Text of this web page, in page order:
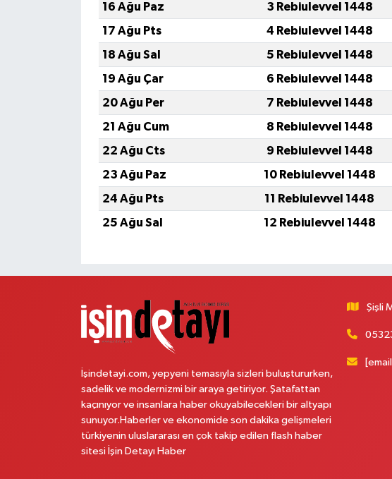
16 Ağu Paz
3 Rebiulevvel 1448
17 Ağu Pts
4 Rebiulevvel 1448
18 Ağu Sal
5 Rebiulevvel 1448
19 Ağu Çar
6 Rebiulevvel 1448
20 Ağu Per
7 Rebiulevvel 1448
21 Ağu Cum
8 Rebiulevvel 1448
22 Ağu Cts
9 Rebiulevvel 1448
23 Ağu Paz
10 Rebiulevvel 1448
24 Ağu Pts
11 Rebiulevvel 1448
25 Ağu Sal
12 Rebiulevvel 1448
İşindetayi.com, yepyeni temasıyla sizleri buluştururken,
sadelik ve modernizmi bir araya getiriyor. Şatafattan
kaçınıyor ve insanlara haber okuyabilecekleri bir altyapı
sunuyor.Haberler ve ekonomide son dakika gelişmeleri
türkiyenin uluslararası en çok takip edilen flash haber
sitesi İşin Detayı Haber
Şişli